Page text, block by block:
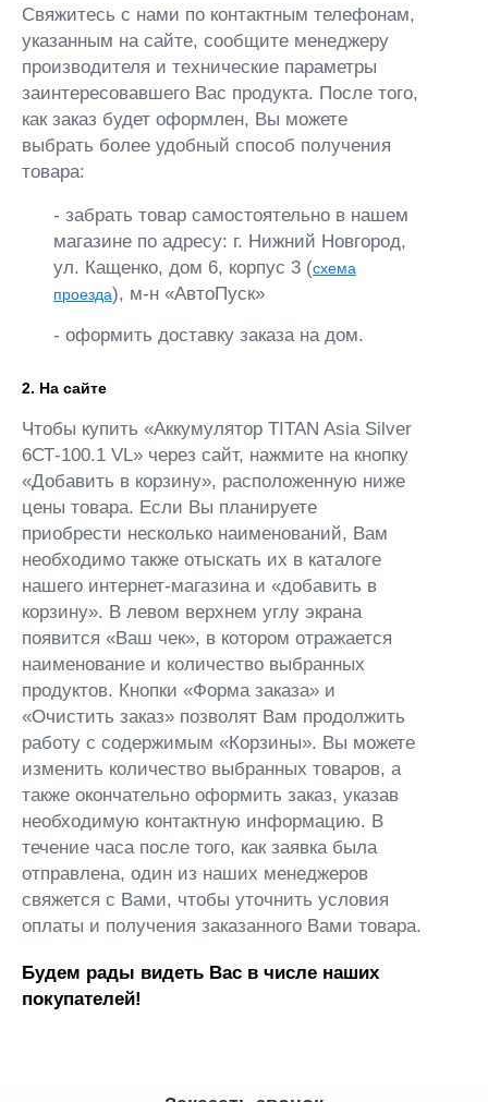
Свяжитесь с нами по контактным телефонам,
указанным на сайте, сообщите менеджеру
производителя и технические параметры
заинтересовавшего Вас продукта. После того,
как заказ будет оформлен, Вы можете
выбрать более удобный способ получения
товара:
- забрать товар самостоятельно в нашем
магазине по адресу: г. Нижний Новгород,
ул. Кащенко, дом 6, корпус 3 (схема
проезда), м-н «АвтоПуск»
- оформить доставку заказа на дом.
2. На сайте
Чтобы купить «Аккумулятор TITAN Asia Silver
6СТ-100.1 VL» через сайт, нажмите на кнопку
«Добавить в корзину», расположенную ниже
цены товара. Если Вы планируете
приобрести несколько наименований, Вам
необходимо также отыскать их в каталоге
нашего интернет-магазина и «добавить в
корзину». В левом верхнем углу экрана
появится «Ваш чек», в котором отражается
наименование и количество выбранных
продуктов. Кнопки «Форма заказа» и
«Очистить заказ» позволят Вам продолжить
работу с содержимым «Корзины». Вы можете
изменить количество выбранных товаров, а
также окончательно оформить заказ, указав
необходимую контактную информацию. В
течение часа после того, как заявка была
отправлена, один из наших менеджеров
свяжется с Вами, чтобы уточнить условия
оплаты и получения заказанного Вами товара.
Будем рады видеть Вас в числе наших
покупателей!